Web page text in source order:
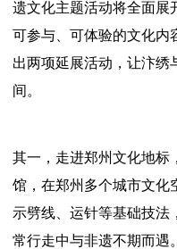
遗文化主题活动将全面展
可参与、可体验的文化内
出两项延展活动，让汴绣
间。
其一，走进郑州文化地标
馆，在郑州多个城市文化
示劈线、运针等基础技法
常行走中与非遗不期而遇。